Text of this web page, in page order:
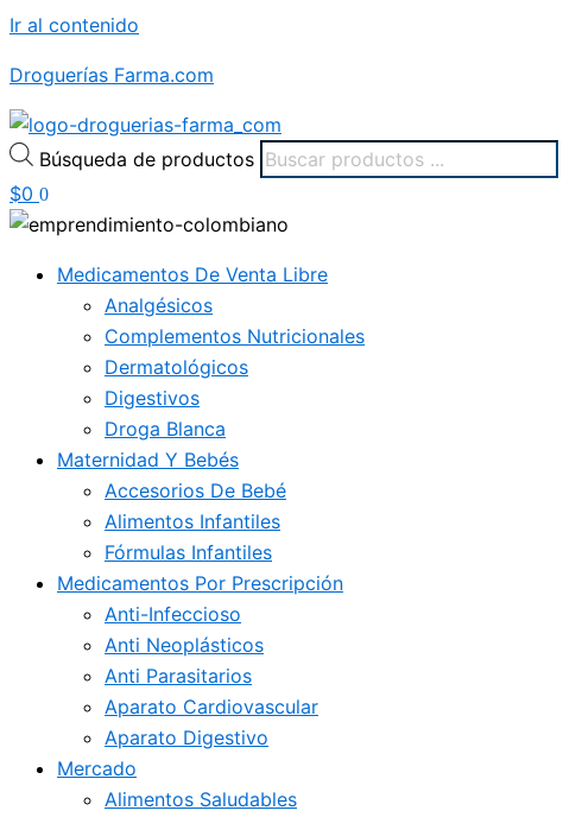
Ir al contenido
Droguerías Farma.com
Búsqueda de productos
$0 0
Medicamentos De Venta Libre
Analgésicos
Complementos Nutricionales
Dermatológicos
Digestivos
Droga Blanca
Maternidad Y Bebés
Accesorios De Bebé
Alimentos Infantiles
Fórmulas Infantiles
Medicamentos Por Prescripción
Anti-Infeccioso
Anti Neoplásticos
Anti Parasitarios
Aparato Cardiovascular
Aparato Digestivo
Mercado
Alimentos Saludables